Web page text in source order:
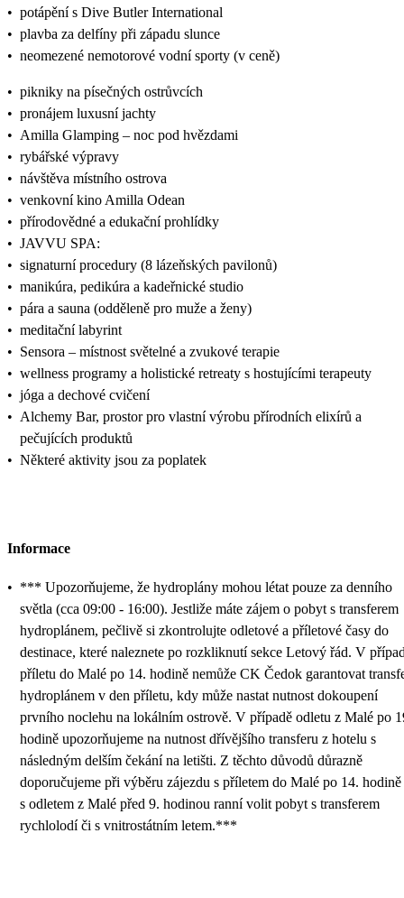
• potápění s Dive Butler International
• plavba za delfíny při západu slunce
• neomezené ne­motorové vodní sporty (v ceně)
• pikniky na písečných ostrůvcích
• pronájem luxusní jachty
• Amilla Glamping – noc pod hvězdami
• rybářské výpravy
• návštěva místního ostrova
• venkovní kino Amilla Odean
• přírodovědné a edukační prohlídky
• JAVVU SPA:
• signaturní procedury (8 lázeňských pavilonů)
• manikúra, pedikúra a kadeřnické studio
• pára a sauna (odděleně pro muže a ženy)
• meditační labyrint
• Sensora – místnost světelné a zvukové terapie
• wellness programy a holistické retreaty s hostujícími terapeuty
• jóga a dechové cvičení
• Alchemy Bar, prostor pro vlastní výrobu přírodních elixírů a
pečujících produktů
• Některé aktivity jsou za poplatek
Informace
• *** Upozorňujeme, že hydroplány mohou létat pouze za denního
světla (cca 09:00 - 16:00). Jestliže máte zájem o pobyt s transferem
hydroplánem, pečlivě si zkontrolujte odletové a příletové časy do
destinace, které naleznete po rozkliknutí sekce Letový řád. V
příletu do Malé po 14. hodině nemůže CK Čedok garantovat
hydroplánem v den příletu, kdy může nastat nutnost dokoupení
prvního noclehu na lokálním ostrově. V případě odletu z Malé po
hodině upozorňujeme na nutnost dřívějšího transferu z hotelu s
následným delším čekání na letišti. Z těchto důvodů důrazně
doporučujeme při výběru zájezdu s příletem do Malé po 14.
s odletem z Malé před 9. hodinou ranní volit pobyt s transferem
rychlolodí či s vnitrostátním letem.***